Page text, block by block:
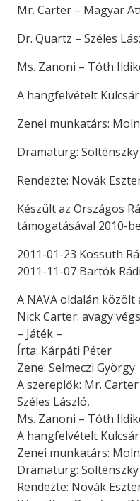
Mr. Carter – Magyar
Dr. Quartz – Széles
Ms. Zanoni – Tóth
A hangfelvételt
Zenei munkatárs:
Dramaturg:
Rendezte: Novák
Készült az Országos
támogatásával 2010-
2011-01-23 Kossuth
2011-11-07 Bartók
A NAVA oldalán
Nick Carter: avagy
– Játék –
Írta: Kárpáti Péter
Zene: Selmeczi György
A szereplők: Mr.
Széles László,
Ms. Zanoni – Tóth
A hangfelvételt
Zenei munkatárs:
Dramaturg:
Rendezte: Novák